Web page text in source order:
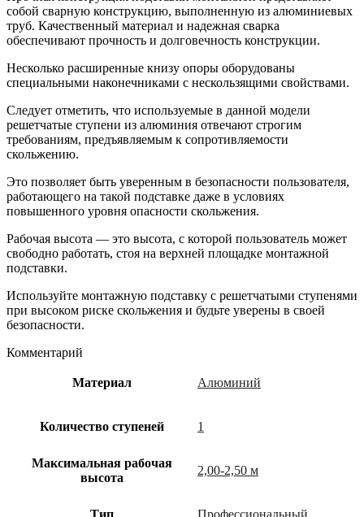
собой сварную конструкцию, выполненную из алюминиевых
труб. Качественный материал и надежная сварка
обеспечивают прочность и долговечность конструкции.
Несколько расширенные книзу опоры оборудованы
специальными наконечниками с нескользящими свойствами.
Следует отметить, что используемые в данной модели
решетчатые ступени из алюминия отвечают строгим
требованиям, предъявляемым к сопротивляемости
скольжению.
Это позволяет быть уверенным в безопасности пользователя,
работающего на такой подставке даже в условиях
повышенного уровня опасности скольжения.
Рабочая высота — это высота, с которой пользователь может
свободно работать, стоя на верхней площадке монтажной
подставки.
Используйте монтажную подставку с решетчатыми ступенями
при высоком риске скольжения и будьте уверены в своей
безопасности.
Комментарий
Материал Алюминий
Количество ступеней 1
Максимальная рабочая
высота
2,00-2,50 м
Тип Профессиональный